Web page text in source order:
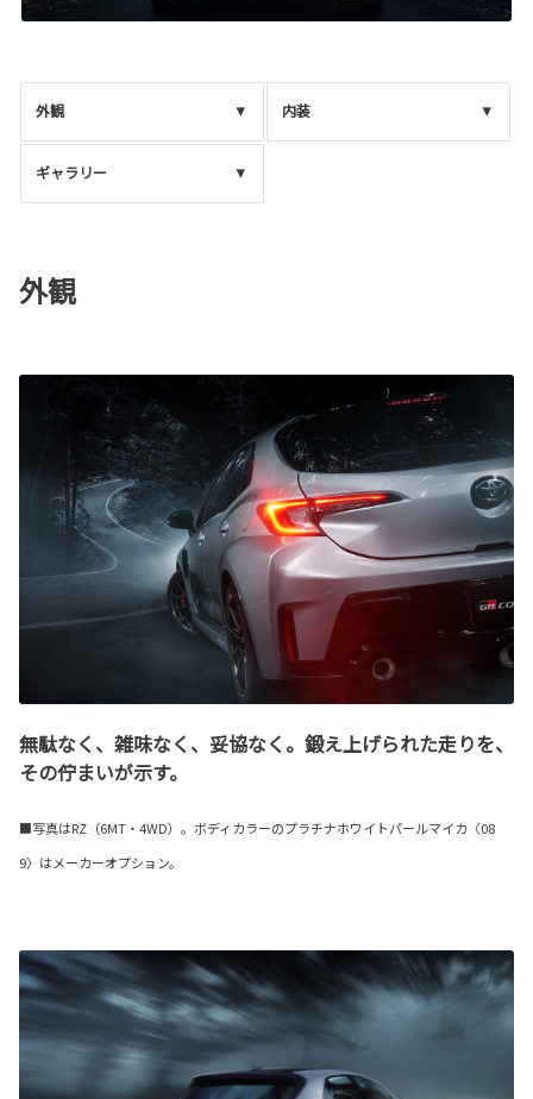
外観 内装
ギャラリー
外観
無駄なく、雑味なく、妥協なく。鍛え上げられた走りを、
その佇まいが示す。
■写真はRZ（6MT・4WD）。ボディカラーのプラチナホワイトパールマイカ〈08
9〉はメーカーオプション。